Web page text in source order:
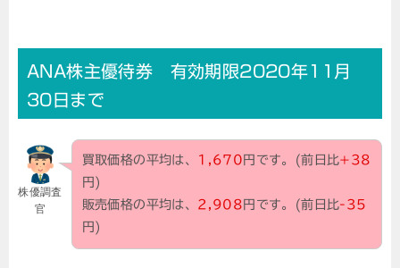
ANA株主優待券 有効期限2020年11月
30日まで
株優調査
官
買取価格の平均は、 1,670 円です。(前日比+38
円)
販売価格の平均は、 2,908 円です。(前日比-35
円)